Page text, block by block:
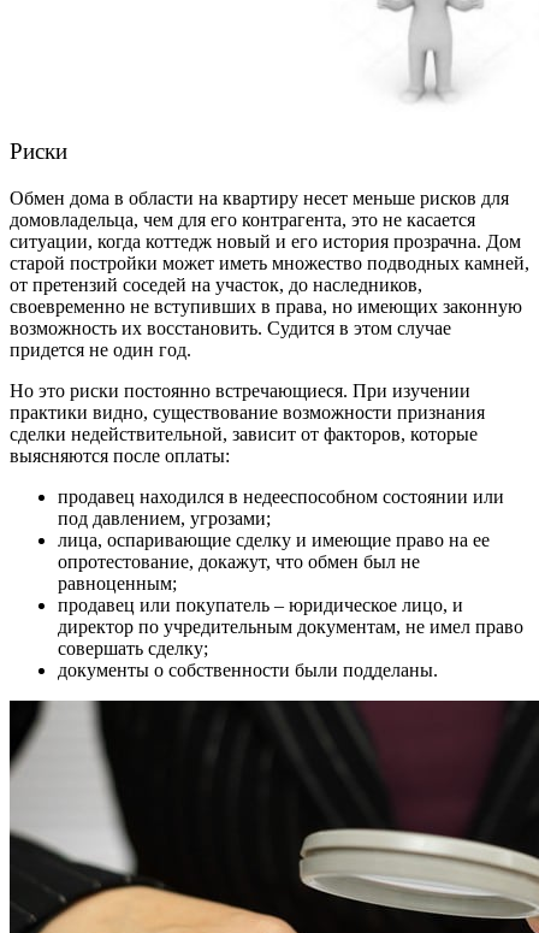
Риски
Обмен дома в области на квартиру несет меньше рисков для
домовладельца, чем для его контрагента, это не касается
ситуации, когда коттедж новый и его история прозрачна. Дом
старой постройки может иметь множество подводных камней,
от претензий соседей на участок, до наследников,
своевременно не вступивших в права, но имеющих законную
возможность их восстановить. Судится в этом случае
придется не один год.
Но это риски постоянно встречающиеся. При изучении
практики видно, существование возможности признания
сделки недействительной, зависит от факторов, которые
выясняются после оплаты:
продавец находился в недееспособном состоянии или
под давлением, угрозами;
лица, оспаривающие сделку и имеющие право на ее
опротестование, докажут, что обмен был не
равноценным;
продавец или покупатель – юридическое лицо, и
директор по учредительным документам, не имел право
совершать сделку;
документы о собственности были подделаны.